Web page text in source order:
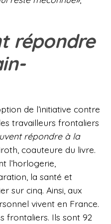
répondre
de l’initiative contre
travailleurs frontaliers
répondre à la
coauteure du livre.
l’horlogerie,
la santé et
sur cinq. Ainsi, aux
vivent en France.
frontaliers. Ils sont 92